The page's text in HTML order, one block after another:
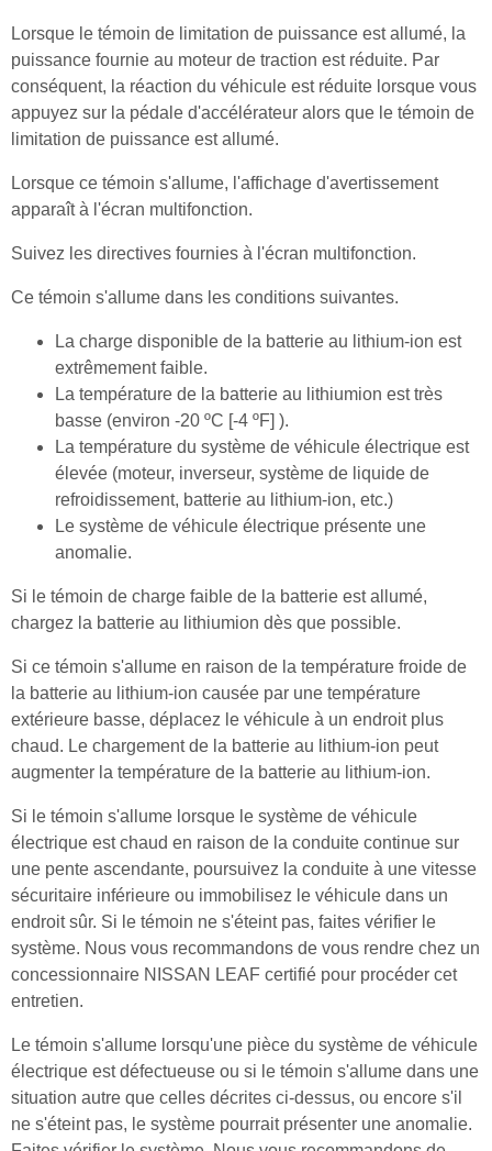
Lorsque le témoin de limitation de puissance est allumé, la
puissance fournie au moteur de traction est réduite. Par
conséquent, la réaction du véhicule est réduite lorsque vous
appuyez sur la pédale d'accélérateur alors que le témoin de
limitation de puissance est allumé.
Lorsque ce témoin s'allume, l'affichage d'avertissement
apparaît à l'écran multifonction.
Suivez les directives fournies à l'écran multifonction.
Ce témoin s'allume dans les conditions suivantes.
La charge disponible de la batterie au lithium-ion est
extrêmement faible.
La température de la batterie au lithiumion est très
basse (environ -20 ºC [-4 ºF] ).
La température du système de véhicule électrique est
élevée (moteur, inverseur, système de liquide de
refroidissement, batterie au lithium-ion, etc.)
Le système de véhicule électrique présente une
anomalie.
Si le témoin de charge faible de la batterie est allumé,
chargez la batterie au lithiumion dès que possible.
Si ce témoin s'allume en raison de la température froide de
la batterie au lithium-ion causée par une température
extérieure basse, déplacez le véhicule à un endroit plus
chaud. Le chargement de la batterie au lithium-ion peut
augmenter la température de la batterie au lithium-ion.
Si le témoin s'allume lorsque le système de véhicule
électrique est chaud en raison de la conduite continue sur
une pente ascendante, poursuivez la conduite à une vitesse
sécuritaire inférieure ou immobilisez le véhicule dans un
endroit sûr. Si le témoin ne s'éteint pas, faites vérifier le
système. Nous vous recommandons de vous rendre chez un
concessionnaire NISSAN LEAF certifié pour procéder cet
entretien.
Le témoin s'allume lorsqu'une pièce du système de véhicule
électrique est défectueuse ou si le témoin s'allume dans une
situation autre que celles décrites ci-dessus, ou encore s'il
ne s'éteint pas, le système pourrait présenter une anomalie.